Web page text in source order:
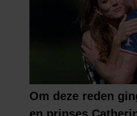
partners voor social media,
partners kunnen deze
informatie die u aan ze heeft
verzameld op basis van uw
gaat akkoord met onze